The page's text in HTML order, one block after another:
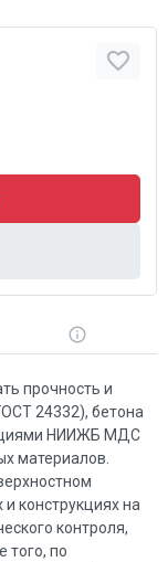
прочность и
24332), бетона
НИИЖБ МДС
материалов.
конструкциях на
контроля,
того, по